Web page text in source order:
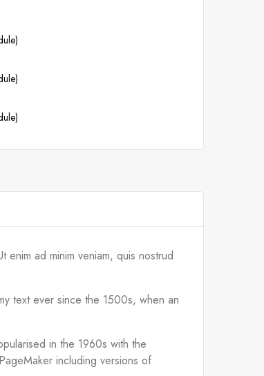
ad minim veniam, quis nostrud
text ever since the 1500s, when an
in the 1960s with the
including versions of